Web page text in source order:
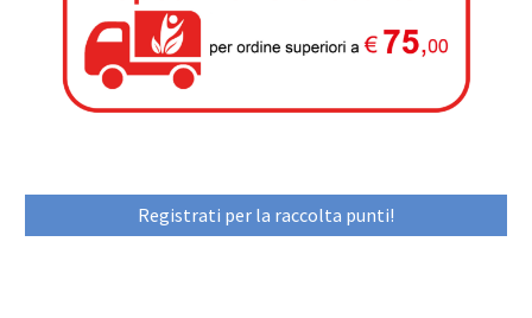
Registrati per la raccolta punti!